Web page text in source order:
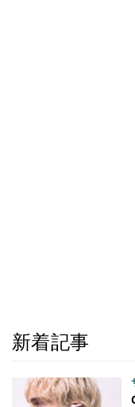
新着記事